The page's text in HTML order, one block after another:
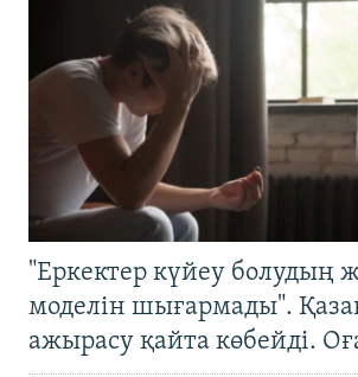
"Еркектер күйеу болудың
моделін шығармады".
ажырасу қайта көбейді.